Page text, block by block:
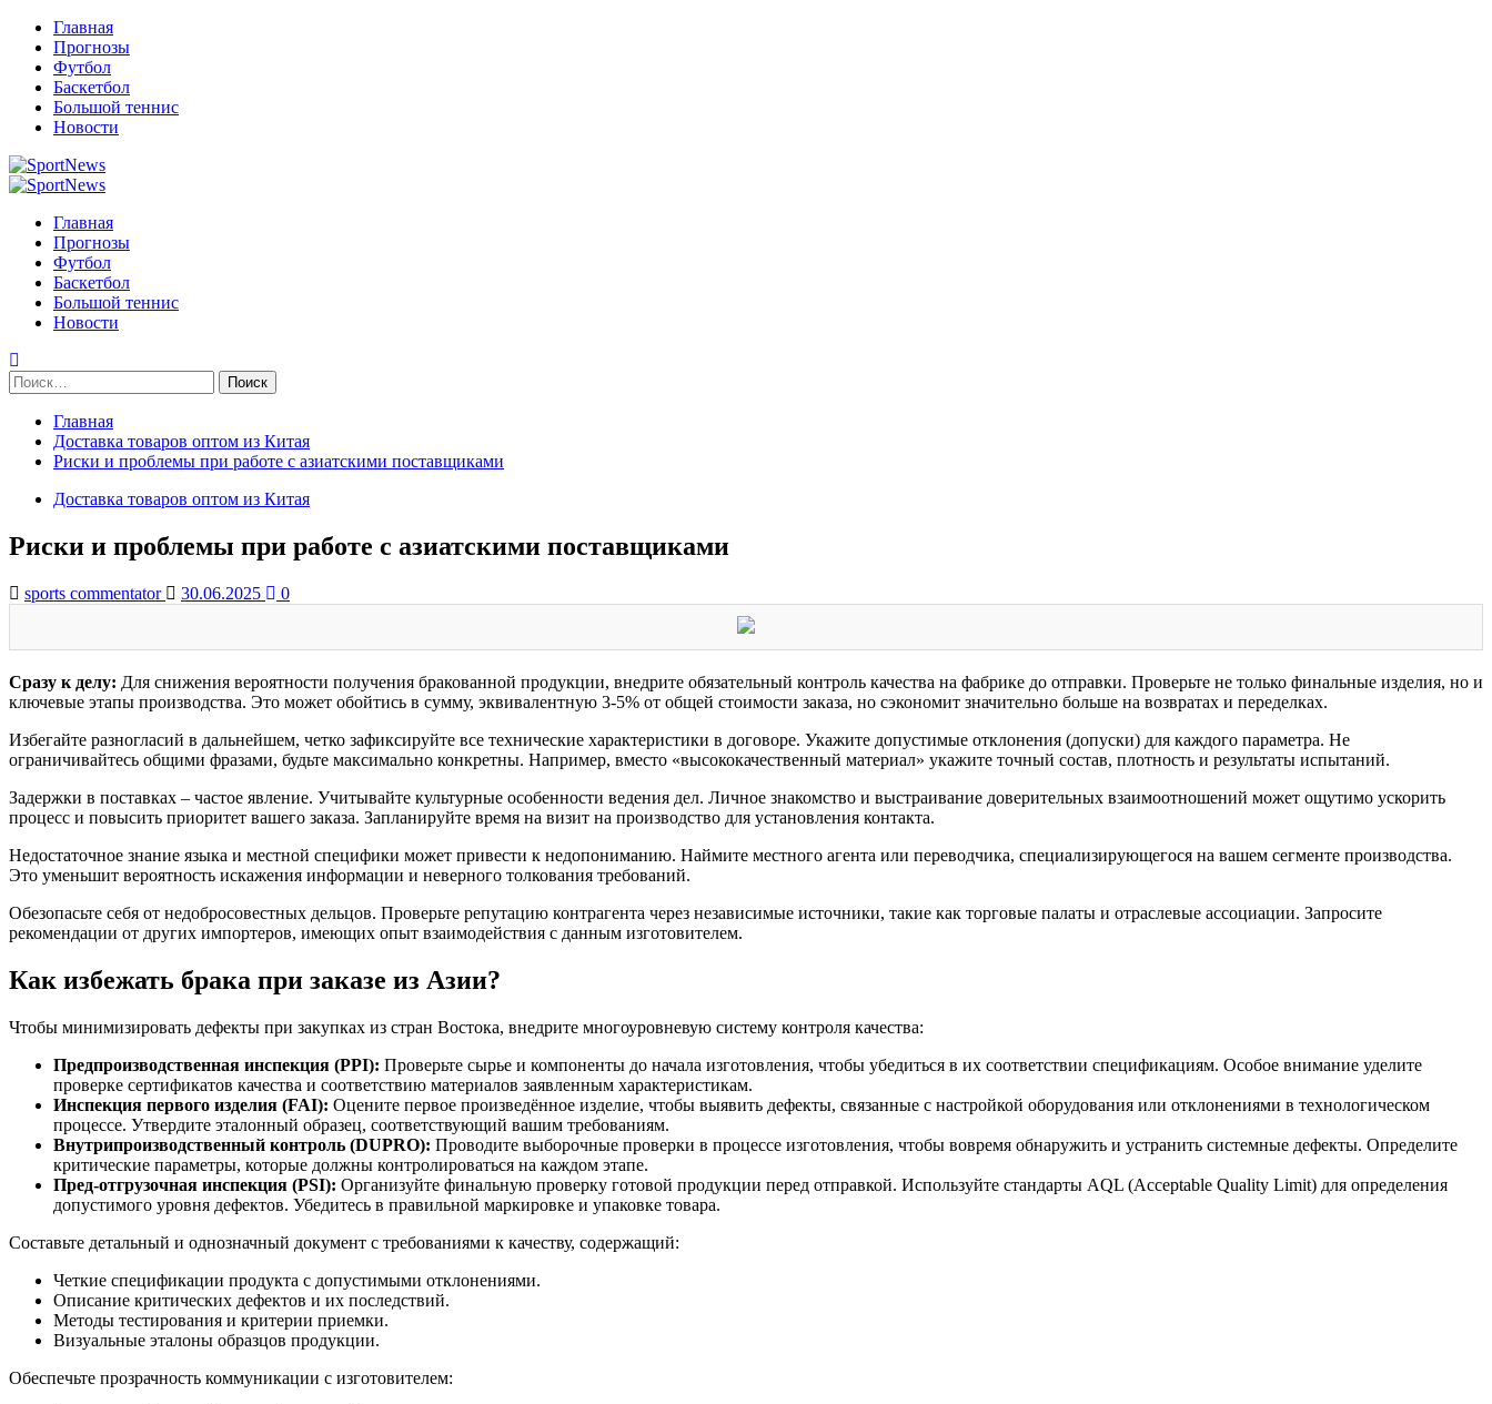
Перейти
содержимому
Главная
Прогнозы
Футбол
Баскетбол
Большой теннис
Новости
Primary
Главная
Прогнозы
Футбол
Баскетбол
Большой теннис
Новости
Найти:
Главная
Доставка товаров оптом из Китая
Риски и проблемы при работе с азиатскими поставщиками
Доставка товаров оптом из Китая
Риски и проблемы при работе с азиатскими поставщиками
sports commentator 30.06.2025 0
Сразу к делу: Для снижения вероятности получения бракованной продукции, внедрите обязательный контроль качества на фабрике до отправки. Проверьте не только финальные изделия, но и
ключевые этапы производства. Это может обойтись в сумму, эквивалентную 3-5% от общей стоимости заказа, но сэкономит значительно больше на возвратах и переделках.
Избегайте разногласий в дальнейшем, четко зафиксируйте все технические характеристики в договоре. Укажите допустимые отклонения (допуски) для каждого параметра. Не
ограничивайтесь общими фразами, будьте максимально конкретны. Например, вместо «высококачественный материал» укажите точный состав, плотность и результаты испытаний.
Задержки в поставках – частое явление. Учитывайте культурные особенности ведения дел. Личное знакомство и выстраивание доверительных взаимоотношений может ощутимо ускорить
процесс и повысить приоритет вашего заказа. Запланируйте время на визит на производство для установления контакта.
Недостаточное знание языка и местной специфики может привести к недопониманию. Наймите местного агента или переводчика, специализирующегося на вашем сегменте производства.
Это уменьшит вероятность искажения информации и неверного толкования требований.
Обезопасьте себя от недобросовестных дельцов. Проверьте репутацию контрагента через независимые источники, такие как торговые палаты и отраслевые ассоциации. Запросите
рекомендации от других импортеров, имеющих опыт взаимодействия с данным изготовителем.
Как избежать брака при заказе из Азии?
Чтобы минимизировать дефекты при закупках из стран Востока, внедрите многоуровневую систему контроля качества:
Предпроизводственная инспекция (PPI): Проверьте сырье и компоненты до начала изготовления, чтобы убедиться в их соответствии спецификациям. Особое внимание уделите
проверке сертификатов качества и соответствию материалов заявленным характеристикам.
Инспекция первого изделия (FAI): Оцените первое произведённое изделие, чтобы выявить дефекты, связанные с настройкой оборудования или отклонениями в технологическом
процессе. Утвердите эталонный образец, соответствующий вашим требованиям.
Внутрипроизводственный контроль (DUPRO): Проводите выборочные проверки в процессе изготовления, чтобы вовремя обнаружить и устранить системные дефекты. Определите
критические параметры, которые должны контролироваться на каждом этапе.
Пред-отгрузочная инспекция (PSI): Организуйте финальную проверку готовой продукции перед отправкой. Используйте стандарты AQL (Acceptable Quality Limit) для определения
допустимого уровня дефектов. Убедитесь в правильной маркировке и упаковке товара.
Составьте детальный и однозначный документ с требованиями к качеству, содержащий:
Четкие спецификации продукта с допустимыми отклонениями.
Описание критических дефектов и их последствий.
Методы тестирования и критерии приемки.
Визуальные эталоны образцов продукции.
Обеспечьте прозрачность коммуникации с изготовителем: